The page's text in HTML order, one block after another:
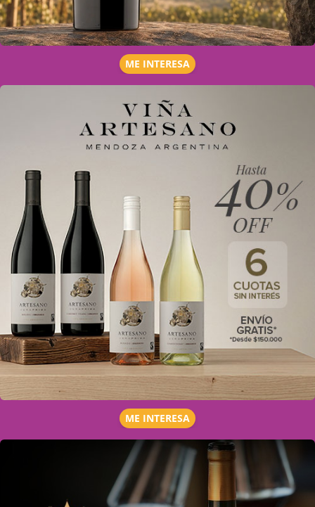
ME INTERESA
ME INTERESA